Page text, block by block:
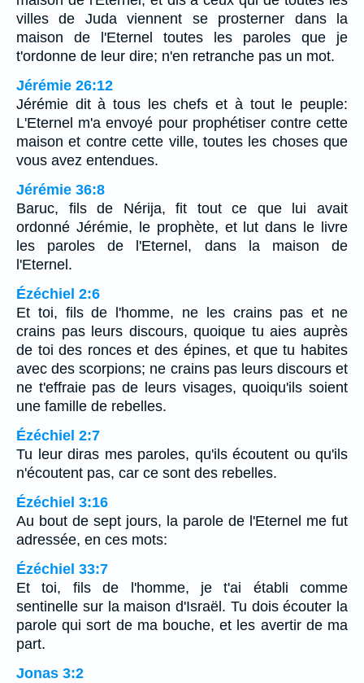
villes de Juda viennent se prosterner dans la
maison de l'Eternel toutes les paroles que je
t'ordonne de leur dire; n'en retranche pas un mot.
Jérémie 26:12
Jérémie dit à tous les chefs et à tout le peuple:
L'Eternel m'a envoyé pour prophétiser contre cette
maison et contre cette ville, toutes les choses que
vous avez entendues.
Jérémie 36:8
Baruc, fils de Nérija, fit tout ce que lui avait
ordonné Jérémie, le prophète, et lut dans le livre
les paroles de l'Eternel, dans la maison de
l'Eternel.
Ézéchiel 2:6
Et toi, fils de l'homme, ne les crains pas et ne
crains pas leurs discours, quoique tu aies auprès
de toi des ronces et des épines, et que tu habites
avec des scorpions; ne crains pas leurs discours et
ne t'effraie pas de leurs visages, quoiqu'ils soient
une famille de rebelles.
Ézéchiel 2:7
Tu leur diras mes paroles, qu'ils écoutent ou qu'ils
n'écoutent pas, car ce sont des rebelles.
Ézéchiel 3:16
Au bout de sept jours, la parole de l'Eternel me fut
adressée, en ces mots:
Ézéchiel 33:7
Et toi, fils de l'homme, je t'ai établi comme
sentinelle sur la maison d'Israël. Tu dois écouter la
parole qui sort de ma bouche, et les avertir de ma
part.
Jonas 3:2